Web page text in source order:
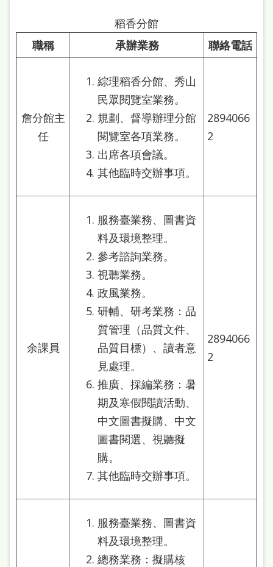
職稱 承辦業務 聯絡電話
稻香分館
詹分館主
任
綜理稻香分館、秀山
民眾閱覽室業務。
規劃、督導辦理分館
閱覽室各項業務。
出席各項會議。
其他臨時交辦事項。
2894066
2
余課員
服務臺業務、圖書資
料及環境整理。
參考諮詢業務。
視聽業務。
政風業務。
研輔、研考業務：品
質管理（品質文件、
品質目標）、讀者意
見處理。
推廣、採編業務：暑
期及寒假閱讀活動、
中文圖書擬購、中文
圖書閱選、視聽擬
購。
其他臨時交辦事項。
2894066
2
服務臺業務、圖書資
料及環境整理。
總務業務：擬購核